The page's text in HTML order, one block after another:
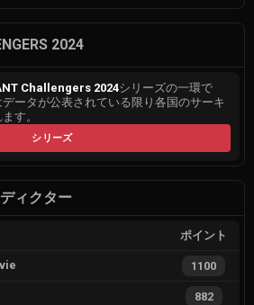
2024
Challengers 2024シリーズの一環で
ータが公表されている限り各国のサーキ
す。
シリーズ
ィクター
ポイント
1100
882